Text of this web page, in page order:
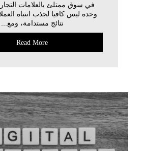
في سوق ممتلئ بالعلامات
وحده ليس كافيا لجذب انتباه
نتائج مستدامة، ومع...
Read More